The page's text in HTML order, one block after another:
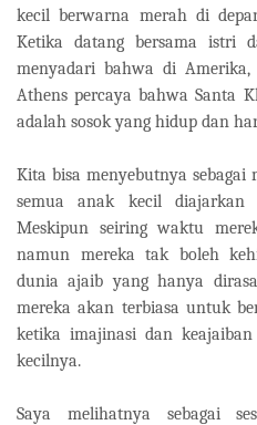
kecil berwarna merah di
Ketika datang bersama istri
menyadari bahwa di
Athens percaya bahwa Santa
adalah sosok yang hidup dan
Kita bisa menyebutnya
semua anak kecil
Meskipun seiring waktu
namun mereka tak boleh
dunia ajaib yang hanya
mereka akan terbiasa untuk
ketika imajinasi dan
kecilnya.
Saya melihatnya sebagai